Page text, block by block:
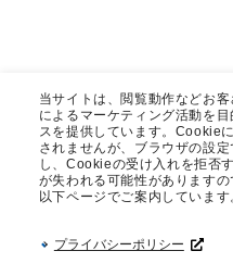
当サイトは、閲覧動作などお
によるマーケティング活動を
スを提供しています。Cookie
されませんが、ブラウザの設
し、Cookieの受け入れを拒否
が失われる可能性があります
以下ページでご案内しています
プライバシーポリシー